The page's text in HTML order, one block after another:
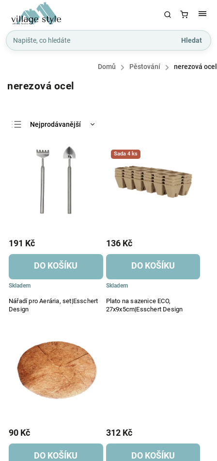
Hledat
Domů / Pěstování / nerezová ocel
nerezová ocel
Nejprodávanější
Nejdražší
Abecedně
Nářadí pro Aerária, set|Esschert
Design
Skladem
191 Kč
DO KOŠÍKU
Sada 4 ks
Plato na sazenice ECO,
27x9x5cm|Esschert Design
Skladem
136 Kč
DO KOŠÍKU
90 Kč
DO KOŠÍKU
312 Kč
DO KOŠÍKU